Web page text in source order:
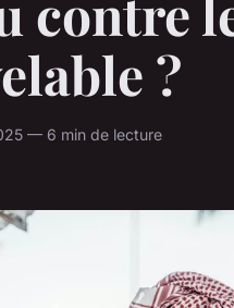
?
— 6 min de lecture